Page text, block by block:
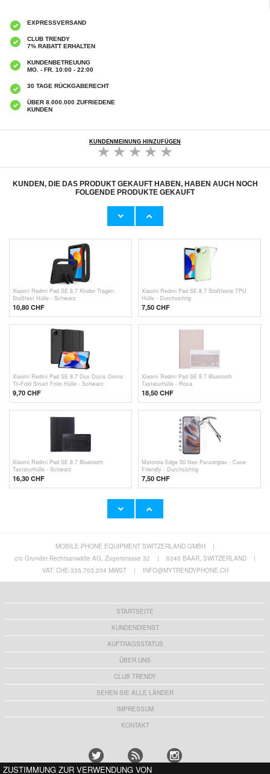
EXPRESSVERSAND
CLUB TRENDY
7% RABATT ERHALTEN
KUNDENBETREUUNG
MO. - FR. 10:00 - 22:00
30 TAGE RÜCKGABERECHT
ÜBER 8.000.000 ZUFRIEDENE
KUNDEN
KUNDENMEINUNG HINZUFÜGEN
KUNDEN, DIE DAS PRODUKT GEKAUFT HABEN, HABEN AUCH NOCH
FOLGENDE PRODUKTE GEKAUFT
Xiaomi Redmi Pad SE 8.7 Kinder Tragen
Xiaomi Redmi Pad SE 8.7 Kinder Tragen
Xiaomi Redmi Pad SE 8.7 Kinder Tragen
Stoßfest Hülle - Schwarz
10,80 CHF
Xiaomi Redmi Pad SE 8.7 Stoßfeste TPU
Hülle - Durchsichtig
7,50 CHF
Xiaomi Redmi Pad SE 8.7 Dux Ducis Domo
Tri-Fold Smart Folio Hülle - Schwarz
9,70 CHF
Xiaomi Redmi Pad SE 8.7 Bluetooth
Tastaturhülle - Rosa
18,50 CHF
Xiaomi Redmi Pad SE 8.7 Bluetooth
Tastaturhülle - Schwarz
16,30 CHF
Motorola Edge 50 Neo Panzerglas - Case
Friendly - Durchsichtig
7,50 CHF
Universal 4-Port Schnelles Aufladen USB-
Netzteil - 48W - Schwarz
Xiaomi Redmi Pad SE Kinder Tragen Stoßfest
Hülle - Blau
19,60 CHF
MOBILE-PHONE EQUIPMENT SWITZERLAND GMBH
|
c/o Grunder Rechtsanwälte AG, Zugerstrasse 32
| 6340 BAAR, SWITZERLAND
|
VAT: CHE-335.703.204 MWST
| INFO@MYTRENDYPHONE.CH
STARTSEITE
KUNDENDIENST
AUFTRAGSSTATUS
ÜBER UNS
CLUB TRENDY
SEHEN SIE ALLE LÄNDER
IMPRESSUM
KONTAKT
ZUSTIMMUNG ZUR VERWENDUNG VON